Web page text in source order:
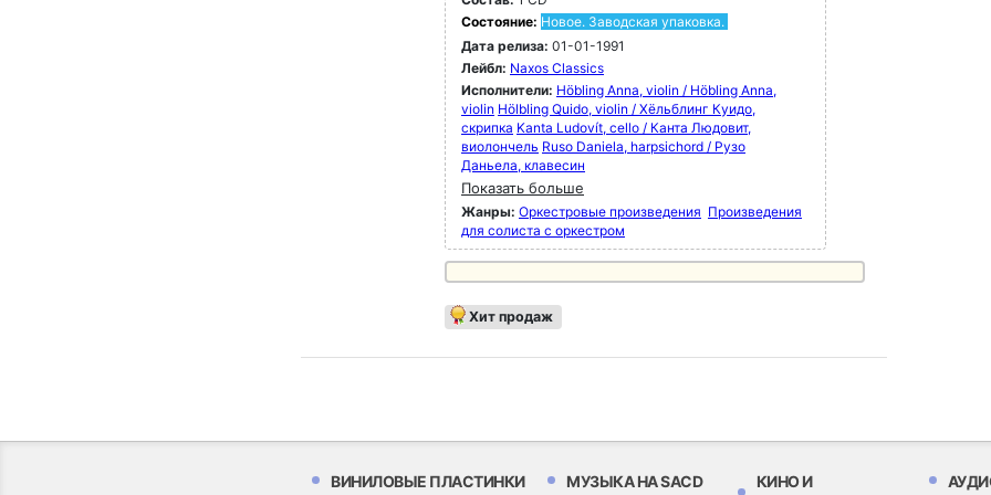
Состояние: Новое. Заводская упаковка.
Дата релиза: 01-01-1991
Лейбл: Naxos Classics
Исполнители: Höbling Anna, violin / Höbling Anna,
violin Hölbling Quido, violin / Хёльблинг Куидо,
скрипка Kanta Ludovít, cello / Канта Людовит,
виолончель Ruso Daniela, harpsichord / Рузо
Даньела, клавесин
Показать больше
Жанры: Оркестровые произведения Произведения
для солиста с оркестром
Хит продаж
ВИНИЛОВЫЕ ПЛАСТИНКИ МУЗЫКА НА SACD КИНО И